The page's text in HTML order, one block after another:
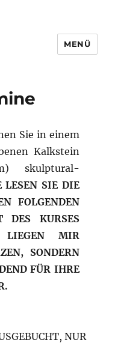
MENÜ
Sie in einem
Kalkstein
skulptural-
LESEN SIE DIE
FOLGENDEN
DES KURSES
LIEGEN MIR
SONDERN
FÜR IHRE
NUR